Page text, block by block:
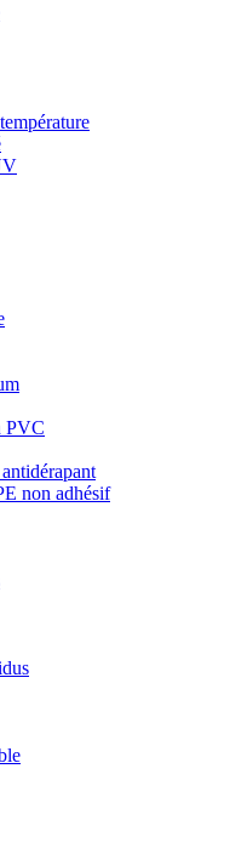
PVC
non adhésif